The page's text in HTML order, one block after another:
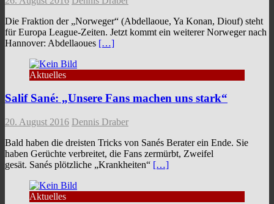
Die Fraktion der „Norweger“ (Abdellaoue, Ya Konan, Diouf) steht
für Europa League-Zeiten. Jetzt kommt ein weiterer Norweger nach
Hannover: Abdellaoues […]
Aktuelles
Salif Sané: „Unsere Fans machen uns stark“
20. August 2016 Dennis Draber
Bald haben die dreisten Tricks von Sanés Berater ein Ende. Sie
haben Gerüchte verbreitet, die Fans zermürbt, Zweifel
gesät. Sanés plötzliche „Krankheiten“ […]
Aktuelles